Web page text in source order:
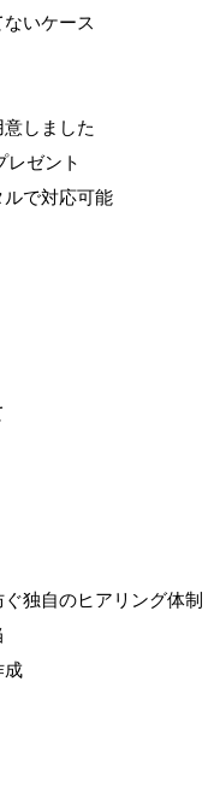
いケース
しました
レゼント
で対応可能
独自のヒアリング体制
成